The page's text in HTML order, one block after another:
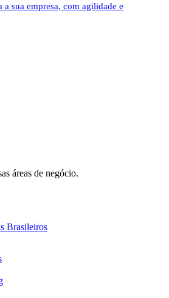
a sua empresa, com agilidade e
áreas de negócio.
Brasileiros